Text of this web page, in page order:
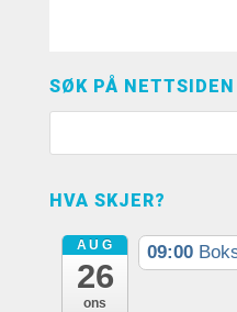
SØK PÅ NETTSIDEN
HVA SKJER?
AUG
26
ons
09:00